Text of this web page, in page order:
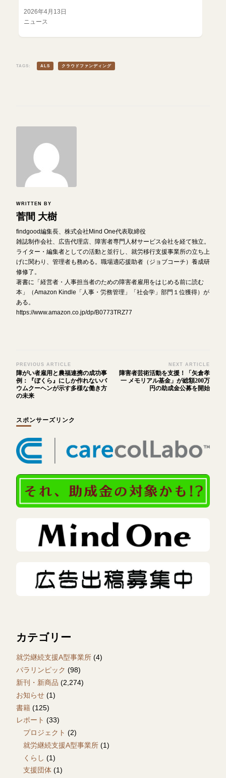
2026年4月13日
ニュース
TAGS: ALS クラウドファンディング
WRITTEN BY
菅間 大樹
findgood編集長、株式会社Mind One代表取締役
雑誌制作会社、広告代理店、障害者専門人材サービス会社を経て独立。
ライター・編集者としての活動と並行し、就労移行支援事業所の立ち上
げに関わり、管理者も務める。職場適応援助者（ジョブコーチ）養成研
修修了。
著書に「経営者・人事担当者のための障害者雇用をはじめる前に読む
本」（Amazon Kindle「人事・労務管理」「社会学」部門１位獲得）が
ある。
https://www.amazon.co.jp/dp/B0773TRZ77
Post
Navigation
PREVIOUS ARTICLE
障がい者雇用と農福連携の成功事
例：『ぼくら』にしか作れないバ
ウムクーヘンが示す多様な働き方
の未来
NEXT ARTICLE
障害者芸術活動を支援！「矢倉孝
一 メモリアル基金」が総額200万
円の助成金公募を開始
スポンサーズリンク
カテゴリー
就労継続支援A型事業所 (4)
パラリンピック (98)
新刊・新商品 (2,274)
お知らせ (1)
書籍 (125)
レポート (33)
プロジェクト (2)
就労継続支援A型事業所 (1)
くらし (1)
支援団体 (1)